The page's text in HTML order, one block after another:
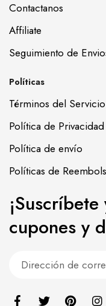
Contactanos
Affiliate
Seguimiento de
Políticas
Términos del Servicio
Política de Privacidad
Política de envío
Políticas de
cupones y